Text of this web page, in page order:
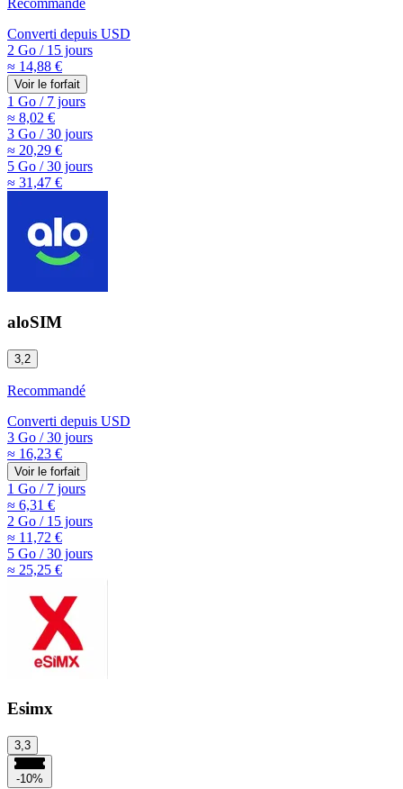
Recommandé
Converti depuis USD
2 Go /15 jours
≈ 14,88 €
Voir le forfait
1 Go /7 jours
≈ 8,02 €
3 Go /30 jours
≈ 20,29 €
5 Go /30 jours
≈ 31,47 €
aloSIM
3,2
Recommandé
Converti depuis USD
3 Go /30 jours
≈ 16,23 €
Voir le forfait
1 Go /7 jours
≈ 6,31 €
2 Go /15 jours
≈ 11,72 €
5 Go /30 jours
≈ 25,25 €
Esimx
3,3
-10%